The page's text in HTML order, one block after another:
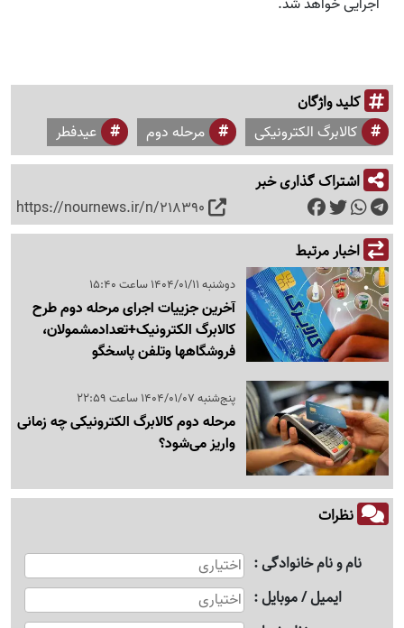
اجرایی خواهد شد.
کلید واژگان
کالابرگ الکترونیکی مرحله دوم عیدفطر
اشتراک گذاری خبر
https://nournews.ir/n/218390
اخبار مرتبط
دوشنبه 1404/01/11 ساعت 15:40
آخرین جزییات اجرای مرحله دوم طرح
کالابرگ الکترونیک+تعدادمشمولان،
فروشگاهها وتلفن پاسخگو
پنج‌شنبه 1404/01/07 ساعت 22:59
مرحله دوم کالابرگ الکترونیکی چه زمانی
واریز می‌شود؟
نظرات
نام و نام خانوادگی
ایمیل / موبایل